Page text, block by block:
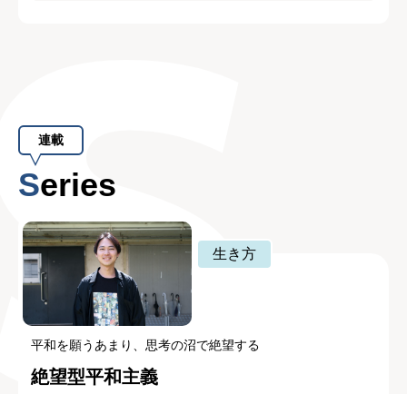
連載
Series
生き方
平和を願うあまり、思考の沼で絶望する
絶望型平和主義